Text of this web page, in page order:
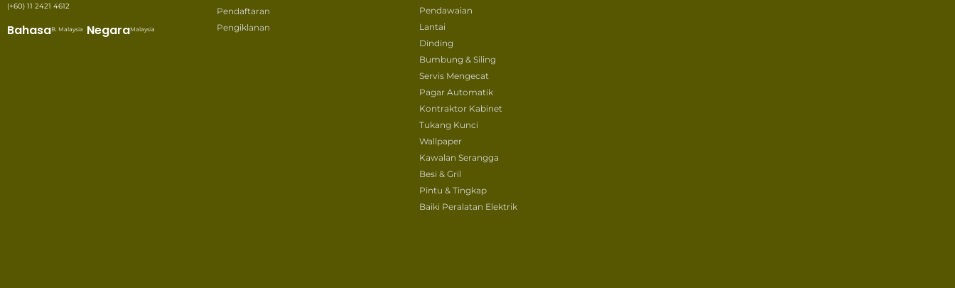
(+60) 11 2421 4612
BahasaB. Malaysia NegaraMalaysia
Pendaftaran
Pengiklanan
Pendawaian
Lantai
Dinding
Bumbung & Siling
Servis Mengecat
Pagar Automatik
Kontraktor Kabinet
Tukang Kunci
Wallpaper
Kawalan Serangga
Besi & Gril
Pintu & Tingkap
Baiki Peralatan Elektrik